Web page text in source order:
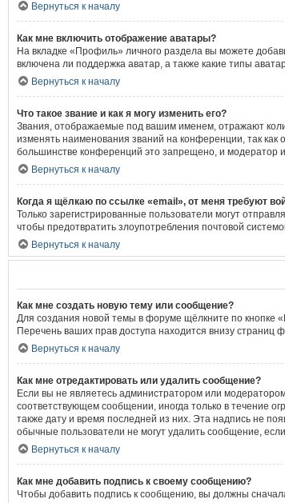
Вернуться к началу
Как мне включить отображение аватары?
На вкладке «Профиль» личного раздела вы можете
включена ли поддержка аватар, а также какие типы
Вернуться к началу
Что такое звание и как я могу изменить его?
Звания, отображаемые под вашим именем, отражают
изменять наименования званий на конференции, так
большинстве конференций это запрещено, и модератор
Вернуться к началу
Когда я щёлкаю по ссылке «email», от меня требуют
Только зарегистрированные пользователи могут
чтобы предотвратить злоупотребления почтовой
Вернуться к началу
Как мне создать новую тему или сообщение?
Для создания новой темы в форуме щёлкните по кнопке
Перечень ваших прав доступа находится внизу
Вернуться к началу
Как мне отредактировать или удалить сообщение?
Если вы не являетесь администратором или
соответствующем сообщении, иногда только в течение
также дату и время последней из них. Эта надпись не
обычные пользователи не могут удалить сообщение,
Вернуться к началу
Как мне добавить подпись к своему сообщению?
Чтобы добавить подпись к сообщению, вы должны